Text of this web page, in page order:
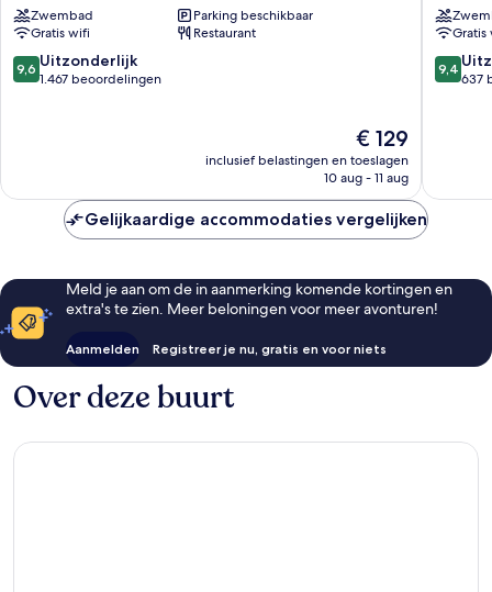
Casco
Antiguo
Zwembad
Parking beschikbaar
Gratis wifi
Restaurant
9.6
van
9,6 Uitzonderlijk
1.467 beoordelingen
De
prijs
is
€ 129
inclusief belastingen en toeslagen
10 aug - 11 aug
Casco
Antiguo
Gratis
9.4
van
9,4
637
Gelijkaardige accommodaties vergelijken
Meld je aan om de in aanmerking komende kortingen en
extra's te zien. Meer beloningen voor meer avonturen!
Aanmelden Registreer je nu, gratis en voor niets
Over deze buurt